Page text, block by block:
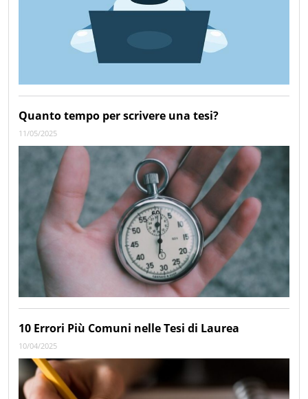
Quanto tempo per scrivere una tesi?
11/05/2025
10 Errori Più Comuni nelle Tesi di Laurea
10/04/2025